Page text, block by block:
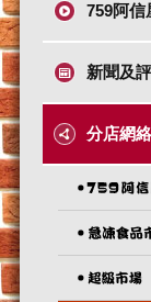
759阿信
新聞及
分店網絡